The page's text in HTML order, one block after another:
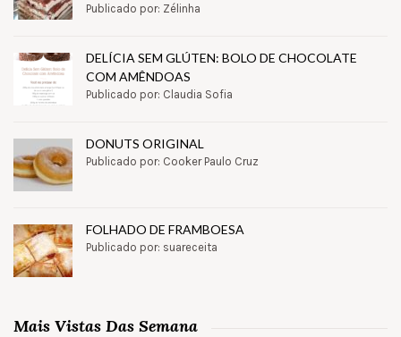
Publicado por: Zélinha
DELÍCIA SEM GLÚTEN: BOLO DE CHOCOLATE
COM AMÊNDOAS
Publicado por: Claudia Sofia
DONUTS ORIGINAL
Publicado por: Cooker Paulo Cruz
FOLHADO DE FRAMBOESA
Publicado por: suareceita
Mais Vistas Das Semana